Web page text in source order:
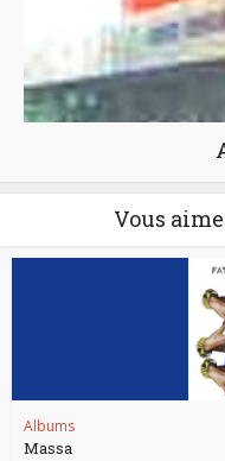
Vous
Albums
Massa